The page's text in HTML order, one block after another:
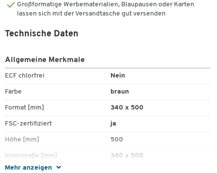
Großformatige Werbematerialien, Blaupausen oder Karten
lassen sich mit der Versandtasche gut versenden
Mehr anzeigen
Technische Daten
Allgemeine Merkmale
ECF chlorfrei Nein
Farbe braun
Format [mm] 340 x 500
FSC-zertifiziert ja
Höhe [mm] 500
Innenmaße [mm] 340 x 500